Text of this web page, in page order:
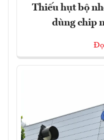
Thiếu hụt bộ
dùng chip